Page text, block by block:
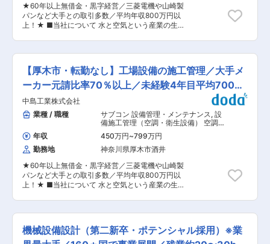
ただいております！ ＼当社で働く魅力♪／ （1）
ライフプランに併せた働き方を実現できる！ 原則
転勤はございません！出張も年平均1回ありませ
もしているため、ライフプランに併せた働き方が
可能です！ （2）自由度の高い業務と高い報酬形
身の考えを反映した施工管理ができる自由度があ
り、その実績に基づいた給与査定をしているた
め、年次に関係なく1000万円以上を目指せる環
い」「元請企業でより大きな裁量を持ちたい」方
へおすすめです！ 《具体的には…》 担当してる既
存顧客に対して、ヒアリング(納期・希望設備・予
算などのニーズを聞き提案)⇒設計⇒積算⇒施工管
から施工管理まで一気通貫で取り組んでいただく
ことになります！ ※複雑な設計については、設計
部門へ依頼するためCAD経験不問 一気通貫で顧
客と一緒に考えながら取り組んでいただくため、
裁量と自由度が高く、自分の考えを反映させなが
ら顧客提案や施工管理をしたい方はやりがいを感
じていただきやすいです！ ■入社後 1〜3か月間
は、営業所の教育担当の現場に同席をいただきな
がら、当社の業務内容について理解を深めていた
だき、独り立ちできるようにサポートをさせてい
ただいております！ ＼当社で働く魅力♪／ （1）
ライフプランに併せた働き方を実現できる！ 原則
転勤はございません！出張も年平均1回ありませ
もしているため、ライフプランに併せた働き方が
可能です！ （2）自由度の高い業務と高い報酬形
身の考えを反映した施工管理ができる自由度があ
り、その実績に基づいた給与査定をしているた
★60年以上無借金・黒字経営／三菱電機や山崎製
パンなど大手との取引多数／平均年収800万円以
上！★ ■当社について 水と空気という産業の生
に、食品（日清食品/明治）、電気（三菱電機）、
半導体（TSMC/東京エレクトロン）など日本を代
表する大手メーカー様から直接の工事のご依頼い
ただき、最初から最後までプロジェクトの中心に
立ち、「どうつくるか」「どう動かし続けるか」
を考え、大手工場の「水・空気・電気」の設備設
計、工程管理、メンテナンスを一気通貫でサービ
スを提供しております！ ■お任せすること 既存
顧客に対して給排水設備・空調設備の新築・改
修・メンテナンスなどの案件を企画から施工管理
まで一貫して担当していただきます！ 「お客様と
直接やり取りしながら提案し最後まで関わりた
い」「元請企業でより大きな裁量を持ちたい」方
へおすすめです！ 《具体的には…》 担当してる既
存顧客に対して、ヒアリング(納期・希望設備・予
算などのニーズを聞き提案)⇒設計⇒積算⇒施工管
から施工管理まで一気通貫で取り組んでいただく
ことになります！ ※複雑な設計については、設計
【厚木市・転勤なし】工場設備の施工管理／大手メ
ーカー元請比率70％以上／未経験4年目平均700万
円
中島工業株式会社
業種 / 職種
サブコン 設備管理・メンテナンス, 設
備施工管理（空調・衛生設備） 空調・
衛生設備
年収 450万円~799万円
勤務地
神奈川県厚木市酒井
★60年以上無借金・黒字経営／三菱電機や山崎製
パンなど大手との取引多数／平均年収800万円以
上！★ ■当社について 水と空気という産業の生
に、食品（日清食品/明治）、電気（三菱電機）、
半導体（TSMC/東京エレクトロン）など日本を代
表する大手メーカー様から直接の工事のご依頼い
機械設備設計（第二新卒・ポテンシャル採用）※業